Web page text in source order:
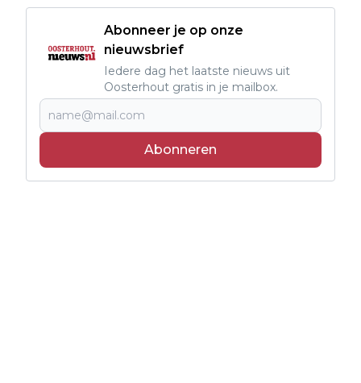
Abonneer je op onze
nieuwsbrief
Iedere dag het laatste nieuws uit
Oosterhout gratis in je mailbox.
Abonneren